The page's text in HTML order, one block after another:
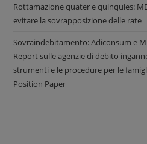
Rottamazione quater e quinquies:
evitare la sovrapposizione delle rate
Sovraindebitamento: Adiconsum e
Report sulle agenzie di debito
strumenti e le procedure per le
Position Paper